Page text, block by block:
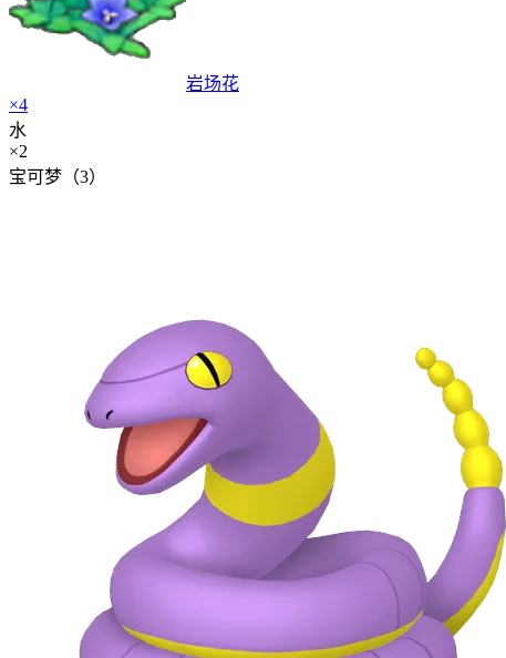
岩场花
×4
水
×2
宝可梦（3）